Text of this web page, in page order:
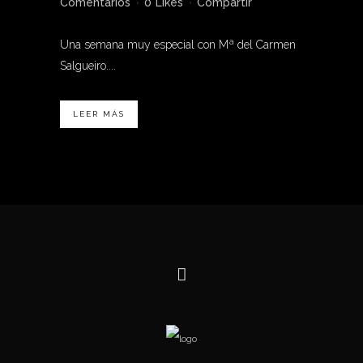
Una semana muy especial con Mª del Carmen
Salgueiro....
LEER MÁS